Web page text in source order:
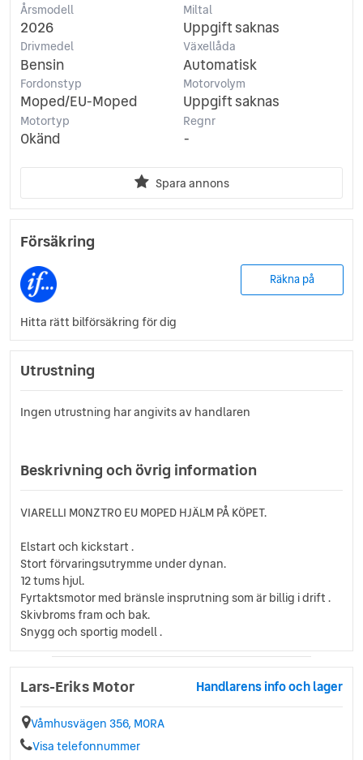
Årsmodell
2026
Miltal
Uppgift saknas
Drivmedel
Bensin
Växellåda
Automatisk
Fordonstyp
Moped/EU-Moped
Motorvolym
Uppgift saknas
Motortyp
Okänd
Regnr
-
Spara annons
Försäkring
Räkna på
Hitta rätt bilförsäkring för dig
Utrustning
Ingen utrustning har angivits av handlaren
Beskrivning och övrig information
VIARELLI MONZTRO EU MOPED HJÄLM PÅ KÖPET.
Elstart och kickstart .
Stort förvaringsutrymme under dynan.
12 tums hjul.
Fyrtaktsmotor med bränsle insprutning som är billig i drift .
Skivbroms fram och bak.
Snygg och sportig modell .
Lars-Eriks Motor Handlarens info och lager
Våmhusvägen 356, MORA
Visa telefonnummer